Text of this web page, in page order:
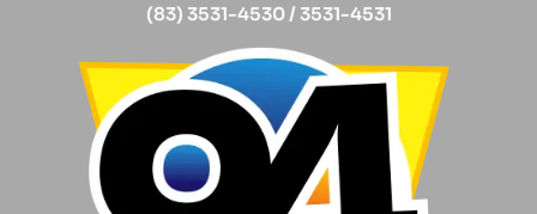
(83) 3531-4530 / 3531-4531